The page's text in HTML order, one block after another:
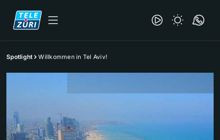
Spotlight Willkommen in Tel Aviv!